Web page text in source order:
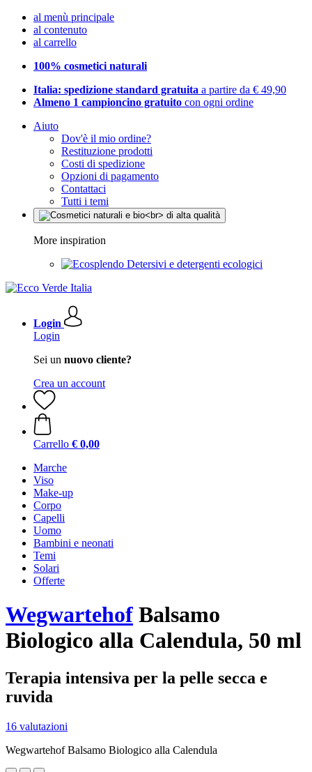
al menù principale
al contenuto
al carrello
100% cosmetici naturali
Italia: spedizione standard gratuita a partire da € 49,90
Almeno 1 campioncino gratuito con ogni ordine
Aiuto
Dov'è il mio ordine?
Restituzione prodotti
Costi di spedizione
Opzioni di pagamento
Contattaci
Tutti i temi
More inspiration
Detersivi e detergenti ecologici
Login
Login
Sei un nuovo cliente?
Crea un account
Carrello € 0,00
Marche
Viso
Make-up
Corpo
Capelli
Uomo
Bambini e neonati
Temi
Solari
Offerte
Wegwartehof Balsamo
Biologico alla Calendula, 50 ml
Terapia intensiva per la pelle secca e
ruvida
16 valutazioni
Wegwartehof Balsamo Biologico alla Calendula